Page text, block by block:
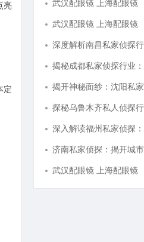
亮
定
武汉配眼镜 上海配眼镜
武汉配眼镜 上海配眼镜
武汉配眼镜 上海配眼镜